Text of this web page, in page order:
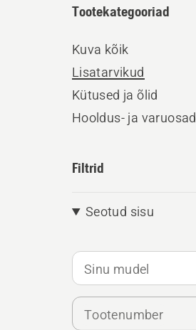
Tootekategooriad
Kuva kõik
Lisatarvikud
Kütused ja õlid
Hooldus- ja varuosad
Filtrid
Seotud sisu
Sinu mudel
Tootenumber